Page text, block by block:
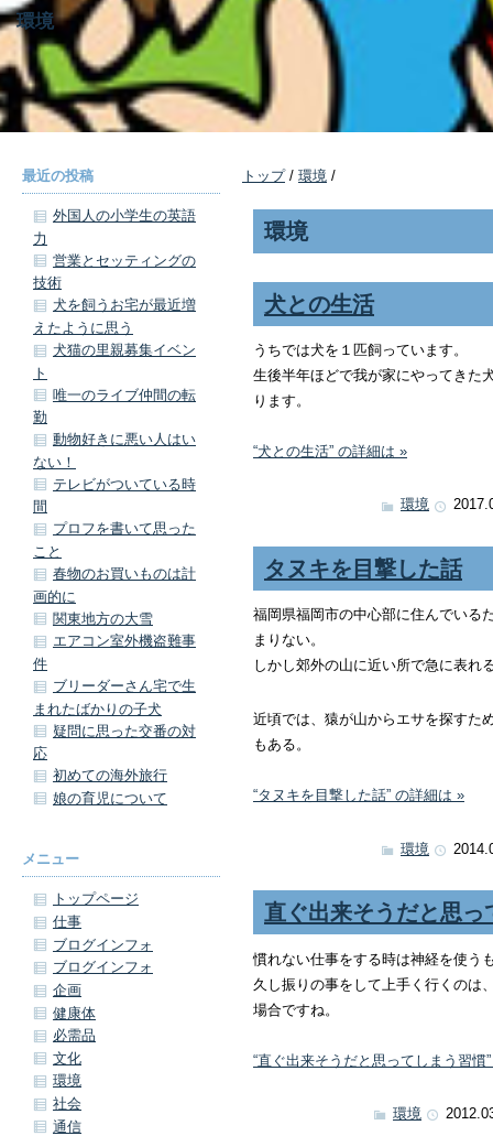
環境
トップ/ 環境 /
環境
犬との生活
うちでは犬を１匹飼っています。
生後半年ほどで我が家にやってきた
ります。
“犬との生活” の詳細は »
環境
タヌキを目撃した話
福岡県福岡市の中心部に住んでいる
まりない。
しかし郊外の山に近い所で急に表れ
近頃では、猿が山からエサを探すた
もある。
“タヌキを目撃した話” の詳細は »
環境
直ぐ出来そうだと思っ
慣れない仕事をする時は神経を使う
久し振りの事をして上手く行くのは
場合ですね。
“直ぐ出来そうだと思ってしまう習慣
環境
最近の投稿
外国人の小学生の英語
力
営業とセッティングの
技術
犬を飼うお宅が最近増
えたように思う
犬猫の里親募集イベン
ト
唯一のライブ仲間の転
勤
動物好きに悪い人はい
ない！
テレビがついている時
間
プロフを書いて思った
こと
春物のお買いものは計
画的に
関東地方の大雪
エアコン室外機盗難事
件
ブリーダーさん宅で生
まれたばかりの子犬
疑問に思った交番の対
応
初めての海外旅行
娘の育児について
メニュー
トップページ
仕事
ブログインフォ
ブログインフォ
企画
健康体
必需品
文化
環境
社会
通信